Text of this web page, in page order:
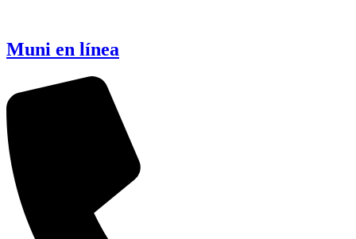
Muni en línea